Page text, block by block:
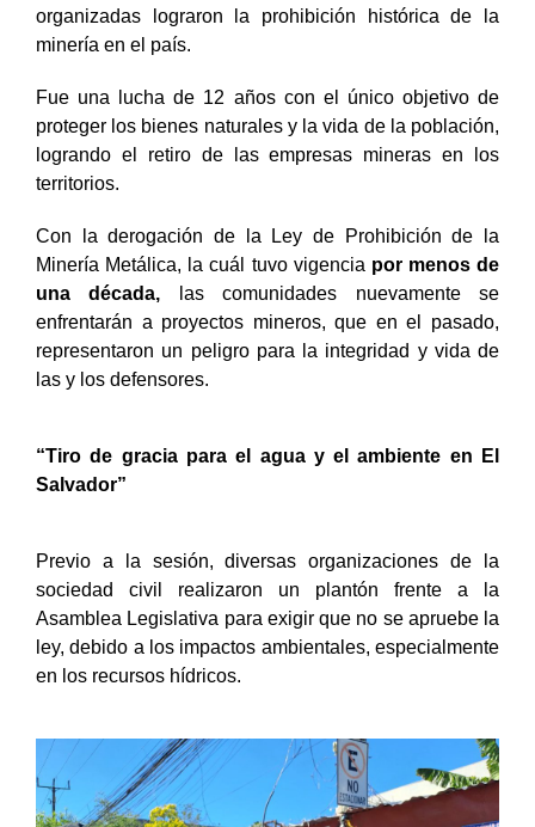
organizadas lograron la prohibición histórica de la
minería en el país.
Fue una lucha de 12 años con el único objetivo de
proteger los bienes naturales y la vida de la población,
logrando el retiro de las empresas mineras en los
territorios.
Con la derogación de la Ley de Prohibición de la
Minería Metálica, la cuál tuvo vigencia por menos de
una década, las comunidades nuevamente se
enfrentarán a proyectos mineros, que en el pasado,
representaron un peligro para la integridad y vida de
las y los defensores.
“Tiro de gracia para el agua y el ambiente en El
Salvador”
Previo a la sesión, diversas organizaciones de la
sociedad civil realizaron un plantón frente a la
Asamblea Legislativa para exigir que no se apruebe la
ley, debido a los impactos ambientales, especialmente
en los recursos hídricos.